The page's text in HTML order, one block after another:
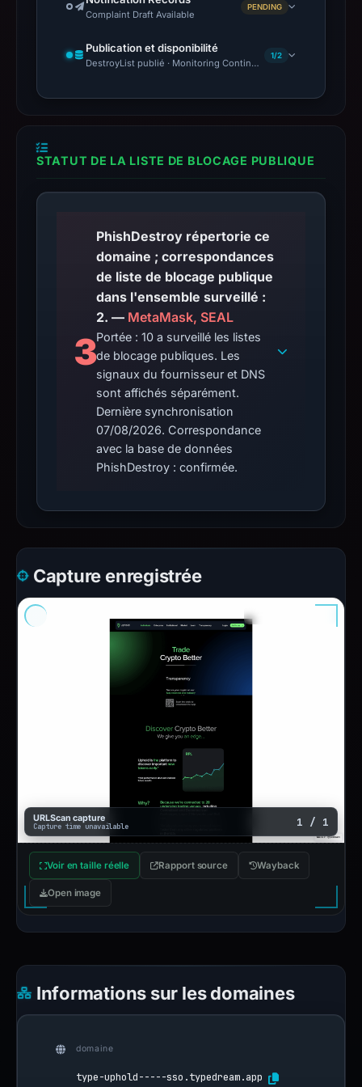
Complaint Draft Available
PENDING
Publication et disponibilité
DestroyList publié · Monitoring Continues
1/2
STATUT DE LA LISTE DE BLOCAGE PUBLIQUE
3
PhishDestroy répertorie ce
domaine ; correspondances
de liste de blocage publique
dans l'ensemble surveillé :
2. — MetaMask, SEAL
Portée : 10 a surveillé les listes
de blocage publiques. Les
signaux du fournisseur et DNS
sont affichés séparément.
Dernière synchronisation
07/08/2026. Correspondance
avec la base de données
PhishDestroy : confirmée.
Capture enregistrée
URLScan capture
Capture time unavailable 1 / 1
Voir en taille réelle Rapport source Wayback
Open image
Informations sur les domaines
domaine
type-uphold-----sso.typedream.app